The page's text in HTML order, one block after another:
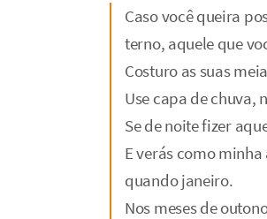
Caso você queira
terno, aquele que
Costuro as suas
Use capa de chuva,
Se de noite fizer
E verás como
quando janeiro.
Nos meses de